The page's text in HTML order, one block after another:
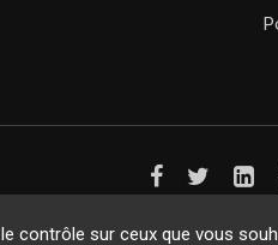
contrôle sur ceux que vous
2021. Tous droits réservés.